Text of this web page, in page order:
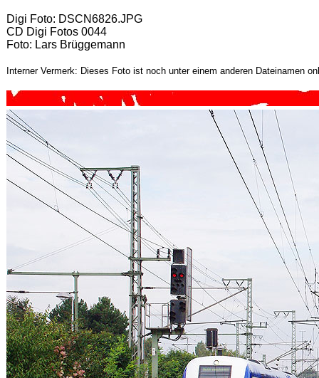
Digi Foto: DSCN6826.JPG
CD Digi Fotos 0044
Foto: Lars Brüggemann
Interner Vermerk: Dieses Foto ist noch unter einem anderen Dateinamen